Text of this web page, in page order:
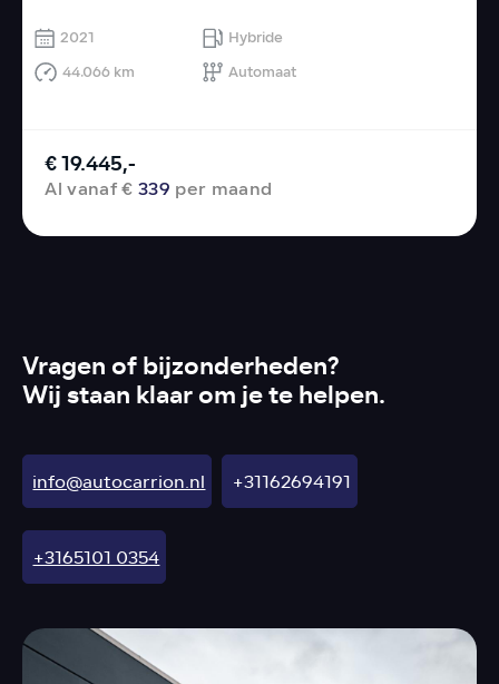
2021
Hybride
44.066 km
Automaat
€ 19.445,-
Al vanaf €339 per maand
Vragen of bijzonderheden?
Wij staan klaar om je te helpen.
info@autocarrion.nl +31162694191
+3165101 0354